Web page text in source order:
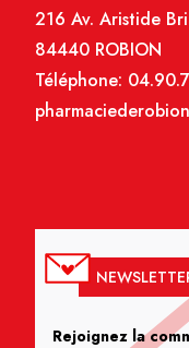
216 Av. Aristide
84440 ROBION
Téléphone:
Rejoignez la